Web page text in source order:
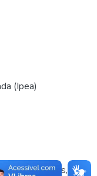
(Ipea)
de textos,